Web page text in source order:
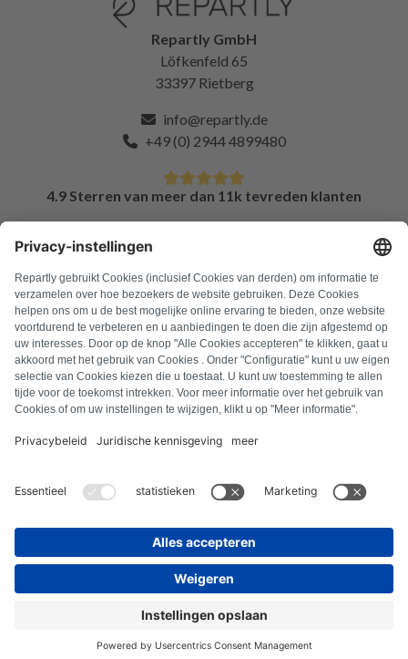
Repartly GmbH
Löfkenfeld 65
33397 Rietberg
info@repartly.de
+49 (0) 2944 4899480
4.9 Sterren van meer dan 11k tevreden klanten
FAQ
Alle foutcodes
Over ons
Druk op
Colofon
Algemene voorwaarden
Cookiebeleid
Contract herroepen
© Repartly 2026